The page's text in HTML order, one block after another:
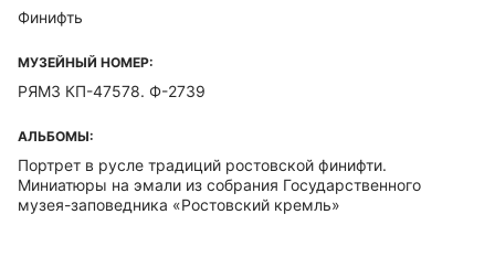
Финифть
МУЗЕЙНЫЙ НОМЕР:
РЯМЗ КП-47578. Ф-2739
АЛЬБОМЫ:
Портрет в русле традиций ростовской финифти.
Миниатюры на эмали из собрания Государственного
музея-заповедника «Ростовский кремль»